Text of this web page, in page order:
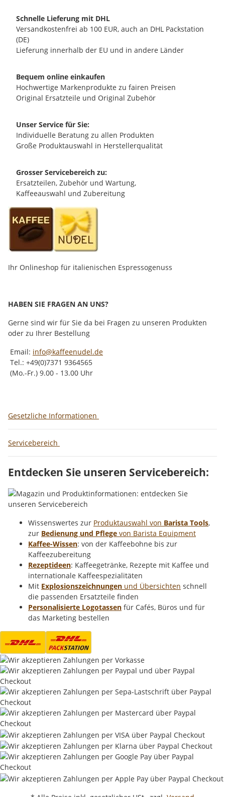
Schnelle Lieferung mit DHL
Versandkostenfrei ab 100 EUR, auch an DHL Packstation
(DE)
Lieferung innerhalb der EU und in andere Länder
Bequem online einkaufen
Hochwertige Markenprodukte zu fairen Preisen
Original Ersatzteile und Original Zubehör
Unser Service für Sie:
Individuelle Beratung zu allen Produkten
Große Produktauswahl in Herstellerqualität
Grosser Servicebereich zu:
Ersatzteilen, Zubehör und Wartung,
Kaffeeauswahl und Zubereitung
Ihr Onlineshop für italienischen Espressogenuss
HABEN SIE FRAGEN AN UNS?
Gerne sind wir für Sie da bei Fragen zu unseren Produkten
oder zu Ihrer Bestellung
Email: info@kaffeenudel.de
Tel.: +49(0)7371 9364565
(Mo.-Fr.) 9.00 - 13.00 Uhr
Gesetzliche Informationen
Servicebereich
Entdecken Sie unseren Servicebereich:
Wissenswertes zur Produktauswahl von Barista Tools,
zur Bedienung und Pflege von Barista Equipment
Kaffee-Wissen: von der Kaffeebohne bis zur
Kaffeezubereitung
Rezeptideen: Kaffeegetränke, Rezepte mit Kaffee und
internationale Kaffeespezialitäten
Mit Explosionszeichnungen und Übersichten schnell
die passenden Ersatzteile finden
Personalisierte Logotassen für Cafés, Büros und für
das Marketing bestellen